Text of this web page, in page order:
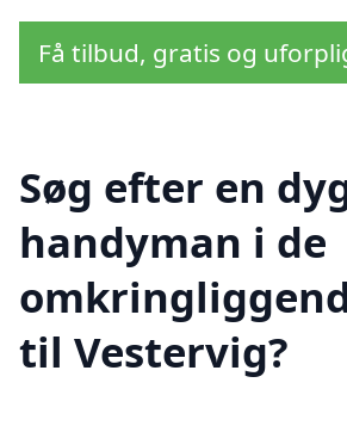
Få tilbud, gratis og
Søg efter en
handyman i de
til Vestervig?